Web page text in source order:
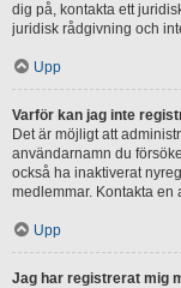
dig på, kontakta ett
juridisk rådgivning och
Upp
Varför kan jag inte
Det är möjligt att
användarnamn du
också ha inaktiverat
medlemmar. Kontakta en
Upp
Jag har registrerat mig